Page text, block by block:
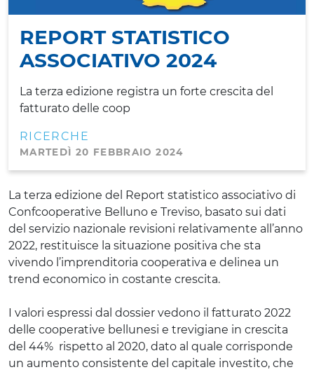
REPORT STATISTICO
ASSOCIATIVO 2024
La terza edizione registra un forte crescita del
fatturato delle coop
RICERCHE
MARTEDÌ 20 FEBBRAIO 2024
La terza edizione del Report statistico associativo di
Confcooperative Belluno e Treviso, basato sui dati
del servizio nazionale revisioni relativamente all’anno
2022, restituisce la situazione positiva che sta
vivendo l’imprenditoria cooperativa e delinea un
trend economico in costante crescita.
I valori espressi dal dossier vedono il fatturato 2022
delle cooperative bellunesi e trevigiane in crescita
del 44% rispetto al 2020, dato al quale corrisponde
un aumento consistente del capitale investito, che